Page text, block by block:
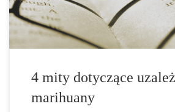
4 mity dotyczące
marihuany